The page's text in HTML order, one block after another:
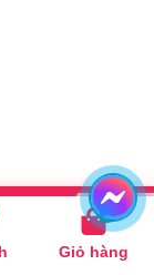
0
Giỏ hàng